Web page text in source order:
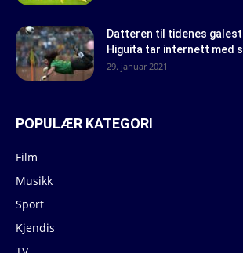
Datteren til tidenes
Higuita tar internett med
29. januar 2021
POPULÆR KATEGORI
Film
Musikk
Sport
Kjendis